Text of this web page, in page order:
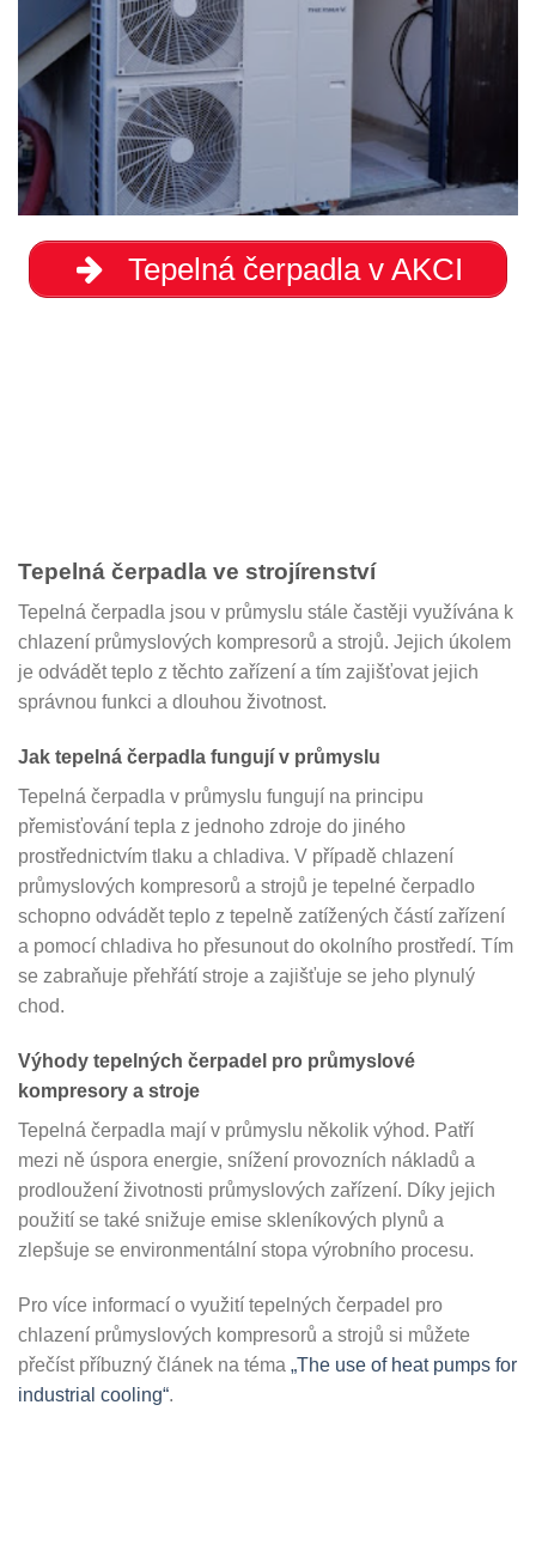
Tepelná čerpadla v AKCI
Tepelná čerpadla ve strojírenství
Tepelná čerpadla jsou v průmyslu stále častěji využívána k
chlazení průmyslových kompresorů a strojů. Jejich úkolem
je odvádět teplo z těchto zařízení a tím zajišťovat jejich
správnou funkci a dlouhou životnost.
Jak tepelná čerpadla fungují v průmyslu
Tepelná čerpadla v průmyslu fungují na principu
přemisťování tepla z jednoho zdroje do jiného
prostřednictvím tlaku a chladiva. V případě chlazení
průmyslových kompresorů a strojů je tepelné čerpadlo
schopno odvádět teplo z tepelně zatížených částí zařízení
a pomocí chladiva ho přesunout do okolního prostředí. Tím
se zabraňuje přehřátí stroje a zajišťuje se jeho plynulý
chod.
Výhody tepelných čerpadel pro průmyslové
kompresory a stroje
Tepelná čerpadla mají v průmyslu několik výhod. Patří
mezi ně úspora energie, snížení provozních nákladů a
prodloužení životnosti průmyslových zařízení. Díky jejich
použití se také snižuje emise skleníkových plynů a
zlepšuje se environmentální stopa výrobního procesu.
Pro více informací o využití tepelných čerpadel pro
chlazení průmyslových kompresorů a strojů si můžete
přečíst příbuzný článek na téma „The use of heat pumps for
industrial cooling“.